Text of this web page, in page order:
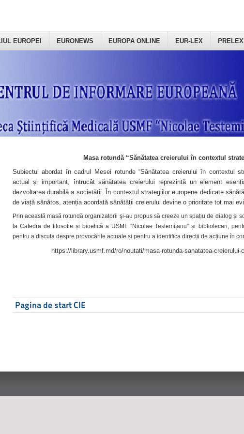
EUROPEI EURONEWS EUROPA ONLINE EUR-LEX PRELEX
Masa rotundă “Sănătatea creierului în contextul
Subiectul abordat în cadrul Mesei rotunde “Sănătatea creierului în contextul
actual și important, întrucât sănătatea creierului reprezintă un element
dezvoltarea durabilă a societății. În contextul strategiilor europene dedicate
de viață sănătos, atenția acordată sănătății creierului devine o prioritate tot mai
Prin această masă rotundă organizatorii şi-au propus să creeze un spațiu de dialog și
la Catedra de filosofie și bioetică a USMF “Nicolae Testemițanu” și bibliotecari,
pentru a discuta despre provocările actuale și pentru a identifica direcții de acțiune în
https://library.usmf.md/ro/noutati/masa-rotunda-sanatatea-creierului-
Pagina de start CIE